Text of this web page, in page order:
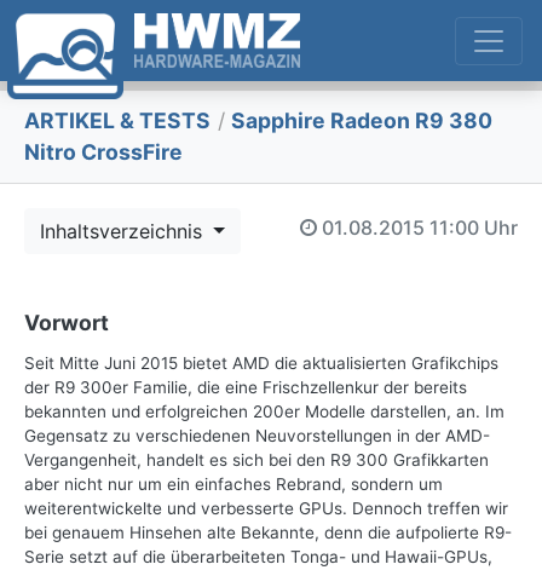
ARTIKEL & TESTS / Sapphire Radeon R9 380
Nitro CrossFire
Inhaltsverzeichnis 01.08.2015 11:00 Uhr
Vorwort
Seit Mitte Juni 2015 bietet AMD die aktualisierten Grafikchips
der R9 300er Familie, die eine Frischzellenkur der bereits
bekannten und erfolgreichen 200er Modelle darstellen, an. Im
Gegensatz zu verschiedenen Neuvorstellungen in der AMD-
Vergangenheit, handelt es sich bei den R9 300 Grafikkarten
aber nicht nur um ein einfaches Rebrand, sondern um
weiterentwickelte und verbesserte GPUs. Dennoch treffen wir
bei genauem Hinsehen alte Bekannte, denn die aufpolierte R9-
Serie setzt auf die überarbeiteten Tonga- und Hawaii-GPUs,